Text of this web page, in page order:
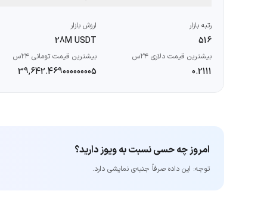
رتبه بازار
516
ارزش بازار
28M USDT
بیشترین قیمت دلاری ۲۴س
0.2111
بیشترین قیمت تومانی ۲۴س
39,642.469000000005
امروز چه حسی نسبت به ویوز دارید؟
توجه: این داده‌ صرفاً جنبه‌ی نمایشی دارد.